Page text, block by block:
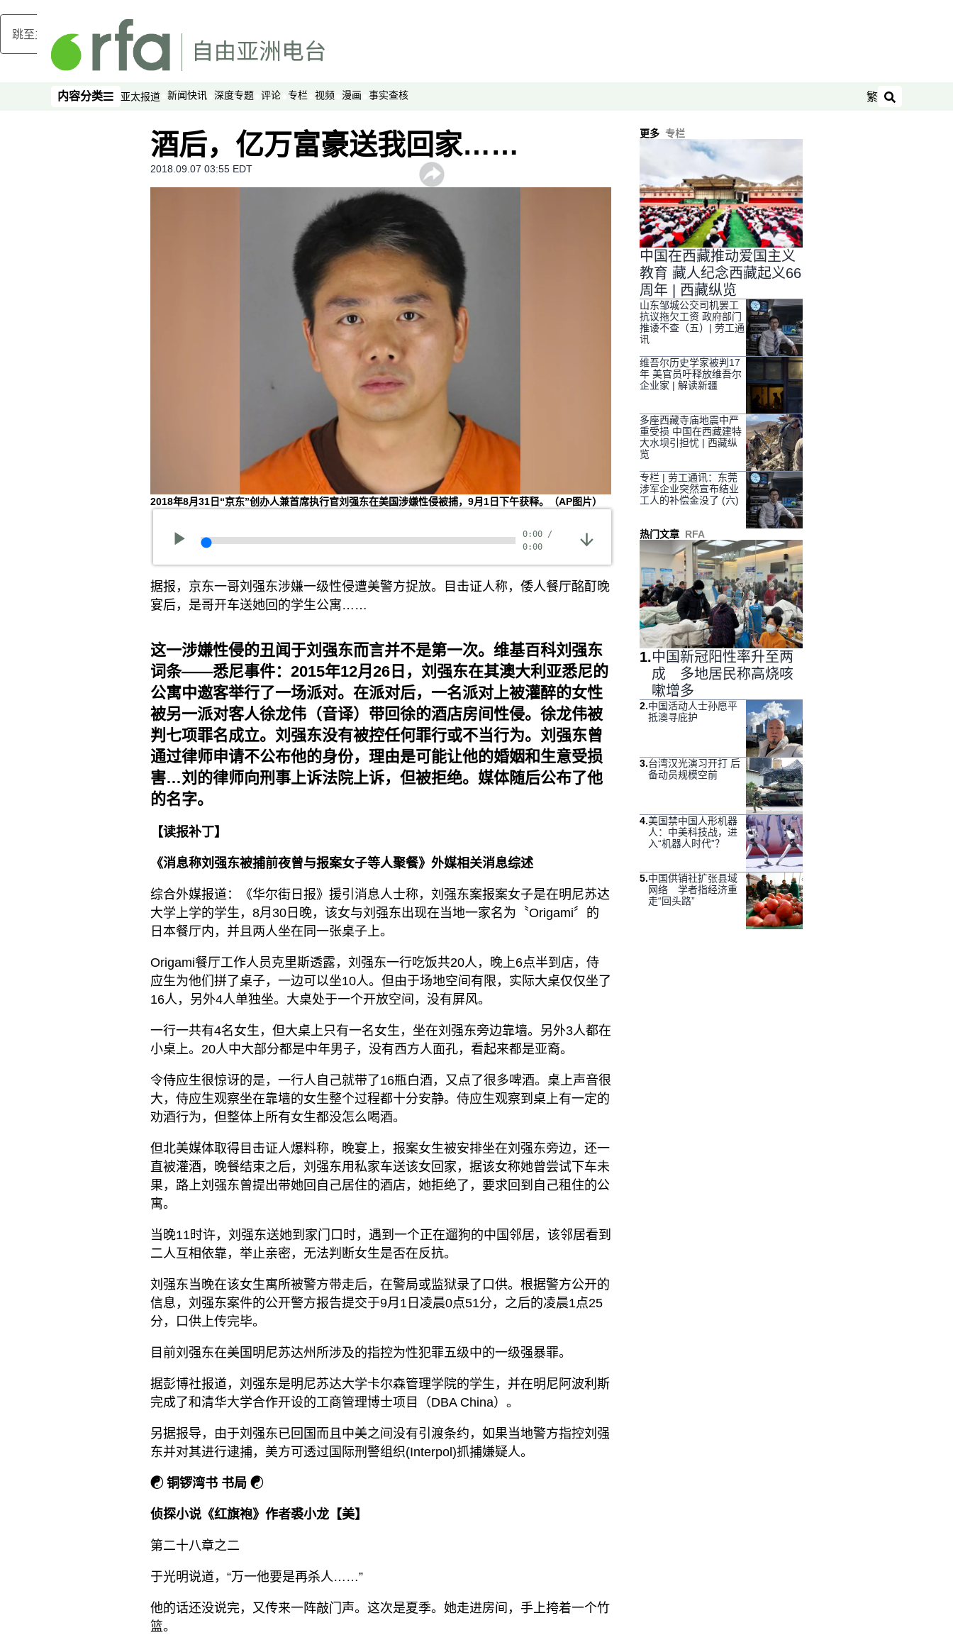
跳至主内容
内容分类
内容分类 亚太报道 新闻快讯 深度专题 评论 专栏 视频 漫画 事实查核 繁
搜索
酒后，亿万富豪送我回家……
2018.09.07 03:55 EDT
2018年8月31日“京东”创办人兼首席执行官刘强东在美国涉嫌性侵被捕，9月1日下午获释。（AP图片）
0:00 /
0:00
据报，京东一哥刘强东涉嫌一级性侵遭美警方捉放。目击证人称，倭人餐厅酩酊晚
宴后，是哥开车送她回的学生公寓……
这一涉嫌性侵的丑闻于刘强东而言并不是第一次。维基百科刘强东
词条——悉尼事件：2015年12月26日，刘强东在其澳大利亚悉尼的
公寓中邀客举行了一场派对。在派对后，一名派对上被灌醉的女性
被另一派对客人徐龙伟（音译）带回徐的酒店房间性侵。徐龙伟被
判七项罪名成立。刘强东没有被控任何罪行或不当行为。刘强东曾
通过律师申请不公布他的身份，理由是可能让他的婚姻和生意受损
害…刘的律师向刑事上诉法院上诉，但被拒绝。媒体随后公布了他
的名字。
【读报补丁】
《消息称刘强东被捕前夜曾与报案女子等人聚餐》外媒相关消息综述
综合外媒报道：《华尔街日报》援引消息人士称，刘强东案报案女子是在明尼苏达
大学上学的学生，8月30日晚，该女与刘强东出现在当地一家名为〝Origami〞的
日本餐厅内，并且两人坐在同一张桌子上。
Origami餐厅工作人员克里斯透露，刘强东一行吃饭共20人，晚上6点半到店，侍
应生为他们拼了桌子，一边可以坐10人。但由于场地空间有限，实际大桌仅仅坐了
16人，另外4人单独坐。大桌处于一个开放空间，没有屏风。
一行一共有4名女生，但大桌上只有一名女生，坐在刘强东旁边靠墙。另外3人都在
小桌上。20人中大部分都是中年男子，没有西方人面孔，看起来都是亚裔。
令侍应生很惊讶的是，一行人自己就带了16瓶白酒，又点了很多啤酒。桌上声音很
大，侍应生观察坐在靠墙的女生整个过程都十分安静。侍应生观察到桌上有一定的
劝酒行为，但整体上所有女生都没怎么喝酒。
但北美媒体取得目击证人爆料称，晚宴上，报案女生被安排坐在刘强东旁边，还一
直被灌酒，晚餐结束之后，刘强东用私家车送该女回家，据该女称她曾尝试下车未
果，路上刘强东曾提出带她回自己居住的酒店，她拒绝了，要求回到自己租住的公
寓。
当晚11时许，刘强东送她到家门口时，遇到一个正在遛狗的中国邻居，该邻居看到
二人互相依靠，举止亲密，无法判断女生是否在反抗。
刘强东当晚在该女生寓所被警方带走后，在警局或监狱录了口供。根据警方公开的
信息，刘强东案件的公开警方报告提交于9月1日凌晨0点51分，之后的凌晨1点25
分，口供上传完毕。
目前刘强东在美国明尼苏达州所涉及的指控为性犯罪五级中的一级强暴罪。
据彭博社报道，刘强东是明尼苏达大学卡尔森管理学院的学生，并在明尼阿波利斯
完成了和清华大学合作开设的工商管理博士项目（DBA China）。
另据报导，由于刘强东已回国而且中美之间没有引渡条约，如果当地警方指控刘强
东并对其进行逮捕，美方可透过国际刑警组织(Interpol)抓捕嫌疑人。
☯ 铜锣湾书 书局 ☯
侦探小说《红旗袍》作者裘小龙【美】
第二十八章之二
于光明说道，“万一他要是再杀人……”
他的话还没说完，又传来一阵敲门声。这次是夏季。她走进房间，手上挎着一个竹
篮。
更多 专栏
中国在西藏推动爱国主义
教育 藏人纪念西藏起义66
周年 | 西藏纵览
山东邹城公交司机罢工
抗议拖欠工资 政府部门
推诿不查（五）| 劳工通
讯
维吾尔历史学家被判17
年 美官员吁释放维吾尔
企业家 | 解读新疆
多座西藏寺庙地震中严
重受损 中国在西藏建特
大水坝引担忧 | 西藏纵
览
专栏 | 劳工通讯：东莞
涉军企业突然宣布结业
工人的补偿金没了 (六)
热门文章 RFA
1.中国新冠阳性率升至两
成 多地居民称高烧咳
嗽增多
2.中国活动人士孙愿平
抵澳寻庇护
3.台湾汉光演习开打 后
备动员规模空前
4.美国禁中国人形机器
人：中美科技战，进
入“机器人时代”？
5.中国供销社扩张县域
网络 学者指经济重
走“回头路”